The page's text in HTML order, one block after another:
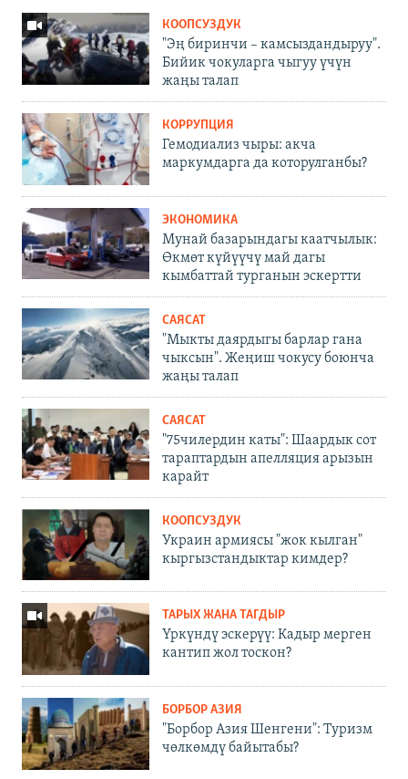
КООПСУЗДУК
"Эң биринчи – камсыздандыруу".
Бийик чокуларга чыгуу үчүн
жаңы талап
КОРРУПЦИЯ
Гемодиализ чыры: акча
маркумдарга да которулганбы?
ЭКОНОМИКА
Мунай базарындагы каатчылык:
Өкмөт күйүүчү май дагы
кымбаттай турганын эскертти
САЯСАТ
"Мыкты даярдыгы барлар гана
чыксын". Жеңиш чокусу боюнча
жаңы талап
САЯСАТ
"75чилердин каты": Шаардык сот
тараптардын апелляция арызын
карайт
КООПСУЗДУК
Украин армиясы "жок кылган"
кыргызстандыктар кимдер?
ТАРЫХ ЖАНА ТАГДЫР
Үркүндү эскерүү: Кадыр мерген
кантип жол тоскон?
БОРБОР АЗИЯ
"Борбор Азия Шенгени": Туризм
чөлкөмдү байытабы?